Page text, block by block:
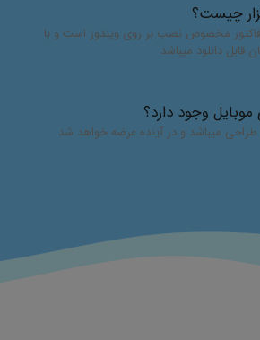
چیست؟
فاکتور مخصوص نصب بر روی ویندوز است و با
دانلود میباشد
وجود دارد؟
میباشد و در آینده عرضه خواهد شد